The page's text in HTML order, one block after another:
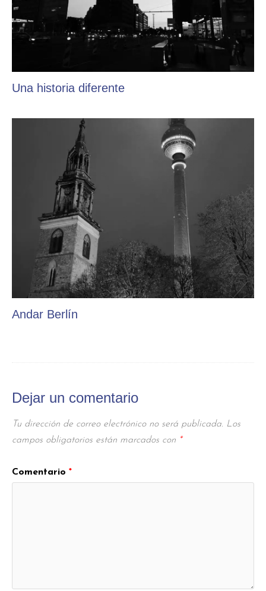
Una historia diferente
Andar Berlín
Dejar un comentario
Tu dirección de correo electrónico no será publicada. Los
campos obligatorios están marcados con *
Comentario *